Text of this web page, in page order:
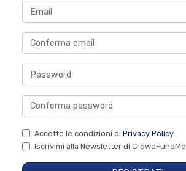
Accetto le condizioni di Privacy Policy
Iscrivimi alla Newsletter di CrowdFundMe